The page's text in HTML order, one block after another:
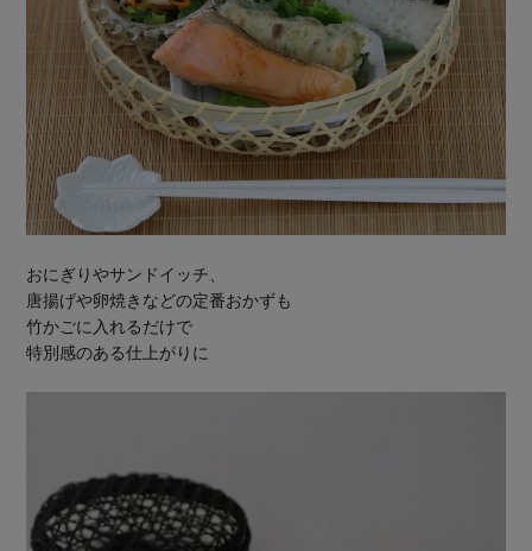
おにぎりやサンドイッチ、
唐揚げや卵焼きなどの定番おかずも
竹かごに入れるだけで
特別感のある仕上がりに